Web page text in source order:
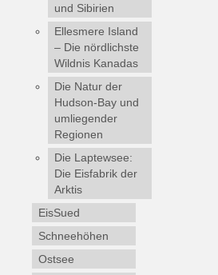
und Sibirien
Ellesmere Island
– Die nördlichste
Wildnis Kanadas
Die Natur der
Hudson-Bay und
umliegender
Regionen
Die Laptewsee:
Die Eisfabrik der
Arktis
EisSued
Schneehöhen
Ostsee